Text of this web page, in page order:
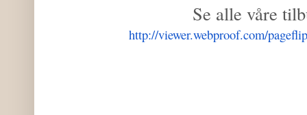
Se alle våre
http://viewer.webproof.com/